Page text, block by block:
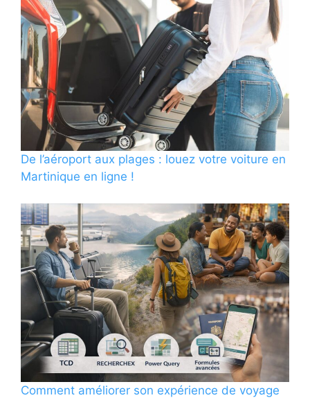
De l’aéroport aux plages : louez votre voiture en
Martinique en ligne !
Comment améliorer son expérience de voyage